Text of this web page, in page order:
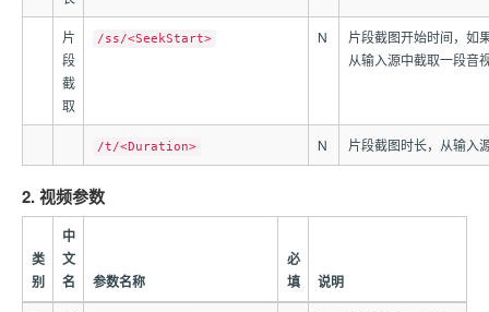
片
段
截
取
/ss/<SeekStart> N
片段截图开始时间，如
从输入源中截取一段音
/t/<Duration> N 片段截图时长，从输入
2. 视频参数
类
别
中
文
名
参数名称
必
填
说明